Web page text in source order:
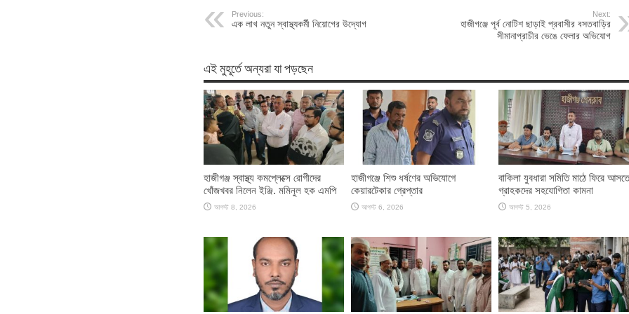
Previous:
এক লাখ নতুন স্বাস্থ্যকর্মী নিয়োগের উদ্যোগ
Next:
হাজীগঞ্জে পূর্ব নোটিশ ছাড়াই প্রবাসীর বসতবাড়ির
সীমানাপ্রাচীর ভেঙে ফেলার অভিযোগ
এই মুহূর্তে অন্যরা যা পড়ছেন
হাজীগঞ্জ স্বাস্থ্য কমপ্লেক্সে রোগীদের
খোঁজখবর নিলেন ইঞ্জি. মমিনুল হক এমপি
আগস্ট 8, 2026
হাজীগঞ্জে শিশু ধর্ষণের অভিযোগে
কেয়ারটেকার গ্রেপ্তার
আগস্ট 6, 2026
বাকিলা যুবধারা সমিতি মাঠে ফিরে আসতে
গ্রাহকদের সহযোগিতা কামনা
আগস্ট 5, 2026